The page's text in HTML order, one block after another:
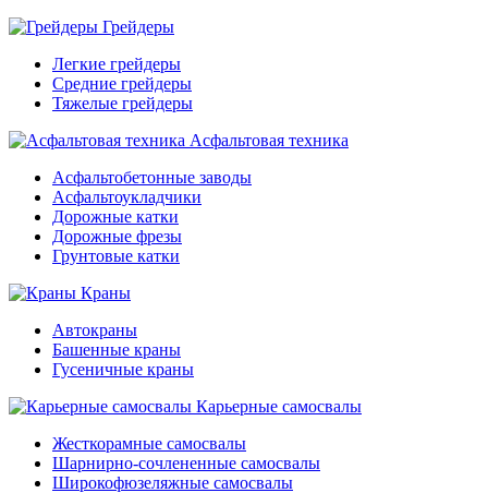
Грейдеры
Легкие грейдеры
Средние грейдеры
Тяжелые грейдеры
Асфальтовая техника
Асфальтобетонные заводы
Асфальтоукладчики
Дорожные катки
Дорожные фрезы
Грунтовые катки
Краны
Автокраны
Башенные краны
Гусеничные краны
Карьерные самосвалы
Жесткорамные самосвалы
Шарнирно-сочлененные самосвалы
Широкофюзеляжные самосвалы